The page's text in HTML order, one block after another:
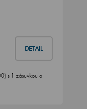
DETAIL
s 1 zásuvkou a